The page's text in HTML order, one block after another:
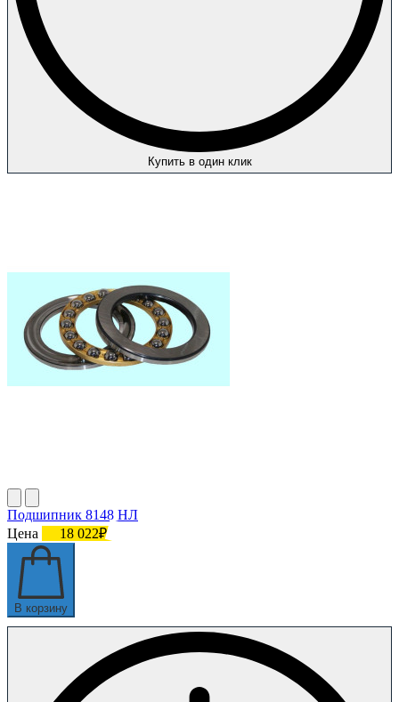
Купить в один клик
Подшипник 8148 HЛ
Цена
18 022₽
В корзину